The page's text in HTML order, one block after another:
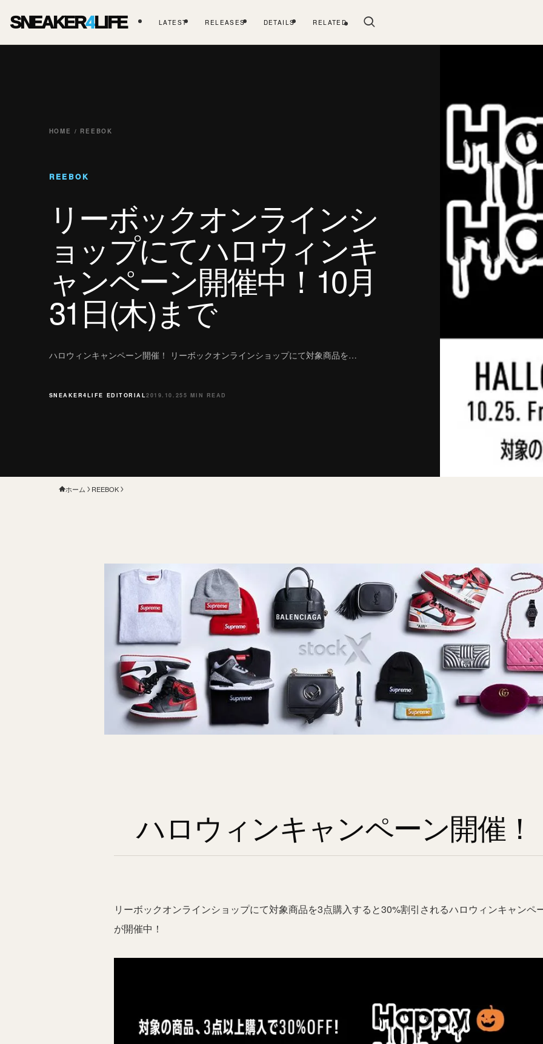
SNEAKER4LIFE LATEST RELEASES DETAILS RELATED
HOME / REEBOK
REEBOK
リーボックオンラインシ
ョップにてハロウィンキ
ャンペーン開催中！10月
31日(木)まで
ハロウィンキャンペーン開催！ リーボックオンラインショップにて対象商品を…
SNEAKER4LIFE EDITORIAL2019.10.255 MIN READ
ホーム REEBOK
ハロウィンキャンペーン開催！
リーボックオンラインショップにて対象商品を3点購入すると30%割引されるハロウィンキャンペ
が開催中！